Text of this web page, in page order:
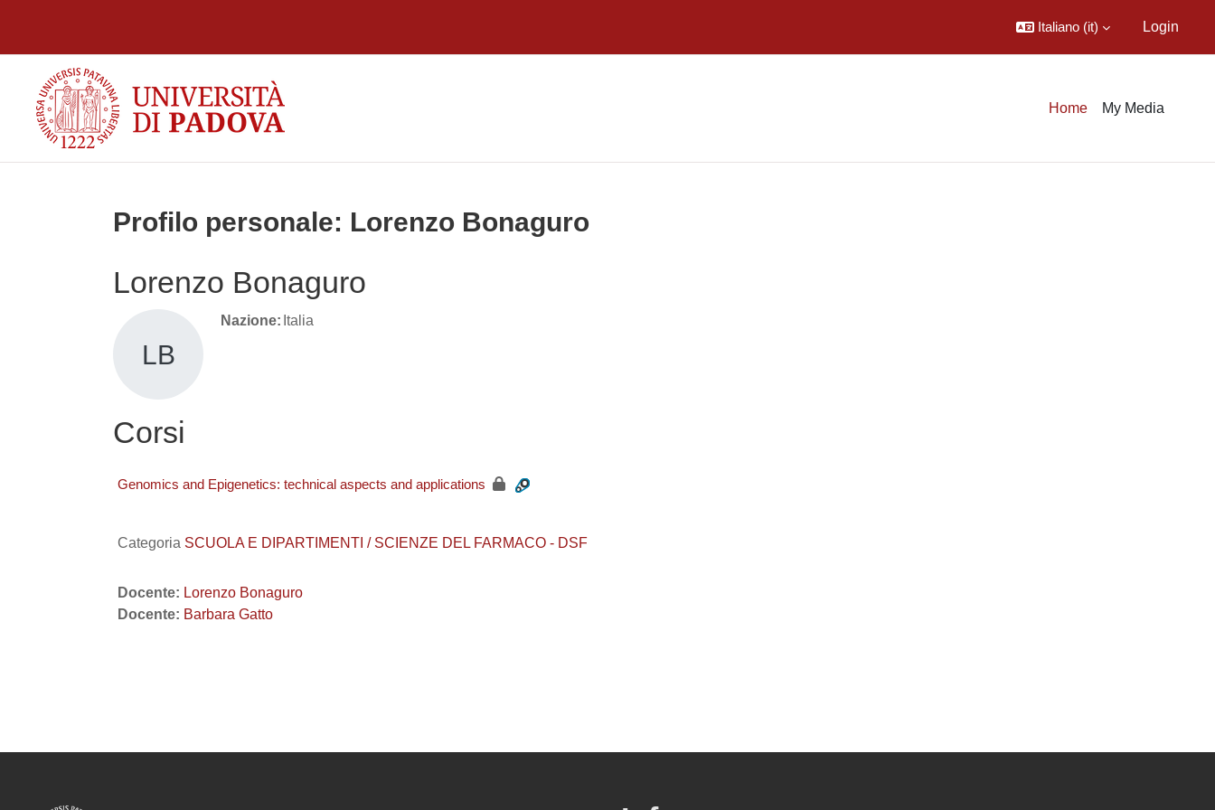
Italiano ‎(it)‎ Login
Home My Media
Profilo personale: Lorenzo Bonaguro
Lorenzo Bonaguro
LB
Nazione: Italia
Corsi
Genomics and Epigenetics: technical aspects and applications
Categoria SCUOLA E DIPARTIMENTI / SCIENZE DEL FARMACO - DSF
Docente: Lorenzo Bonaguro
Docente: Barbara Gatto